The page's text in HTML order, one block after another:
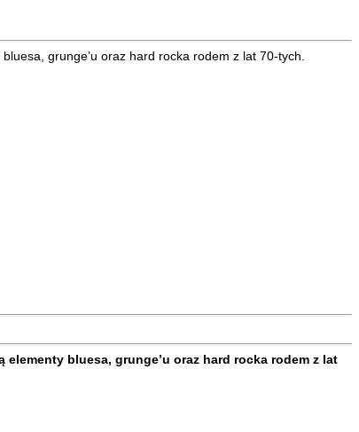
grunge’u oraz hard rocka rodem z lat 70-tych.
elementy bluesa, grunge’u oraz hard rocka rodem z lat